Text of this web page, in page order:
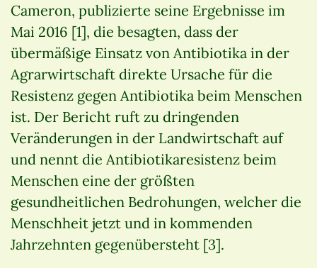
Cameron, publizierte seine Ergebnisse im
Mai 2016 [1], die besagten, dass der
übermäßige Einsatz von Antibiotika in der
Agrarwirtschaft direkte Ursache für die
Resistenz gegen Antibiotika beim Menschen
ist. Der Bericht ruft zu dringenden
Veränderungen in der Landwirtschaft auf
und nennt die Antibiotikaresistenz beim
Menschen eine der größten
gesundheitlichen Bedrohungen, welcher die
Menschheit jetzt und in kommenden
Jahrzehnten gegenübersteht [3].